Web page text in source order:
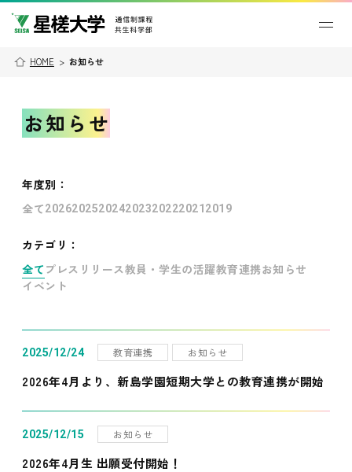
HOME > お知らせ
お知らせ
年度別 ：
全て202620252024202320222021 2019
カテゴリ：
全て プレスリリース教員・学生の活躍教育連携お知らせ
イベント
2025/12/24 教育連携 お知らせ
2026年4月より、新島学園短期大学との教育連携が開始
2025/12/15 お知らせ
2026年4月生 出願受付開始！